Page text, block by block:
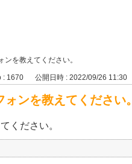
ンを教えてください。
: 1670 公開日時 : 2022/09/26 11:30
ンを教えてください。
ください。